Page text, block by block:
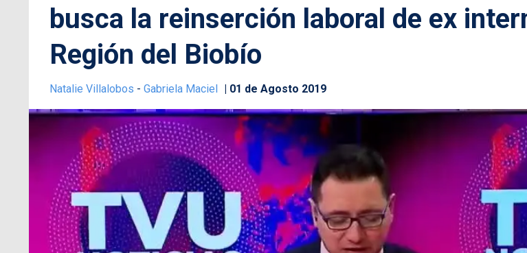
busca la reinserción laboral de ex
Región del Biobío
Natalie Villalobos - Gabriela Maciel 01 de Agosto 2019